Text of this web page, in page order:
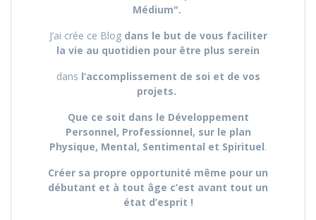
Médium".
J’ai crée ce Blog dans le but de vous faciliter
la vie au quotidien pour être plus serein
dans l’accomplissement de soi et de vos
projets.
Que ce soit dans le Développement
Personnel, Professionnel, sur le plan
Physique, Mental, Sentimental et Spirituel.
Créer sa propre opportunité même pour un
débutant et à tout âge c’est avant tout un
état d’esprit !